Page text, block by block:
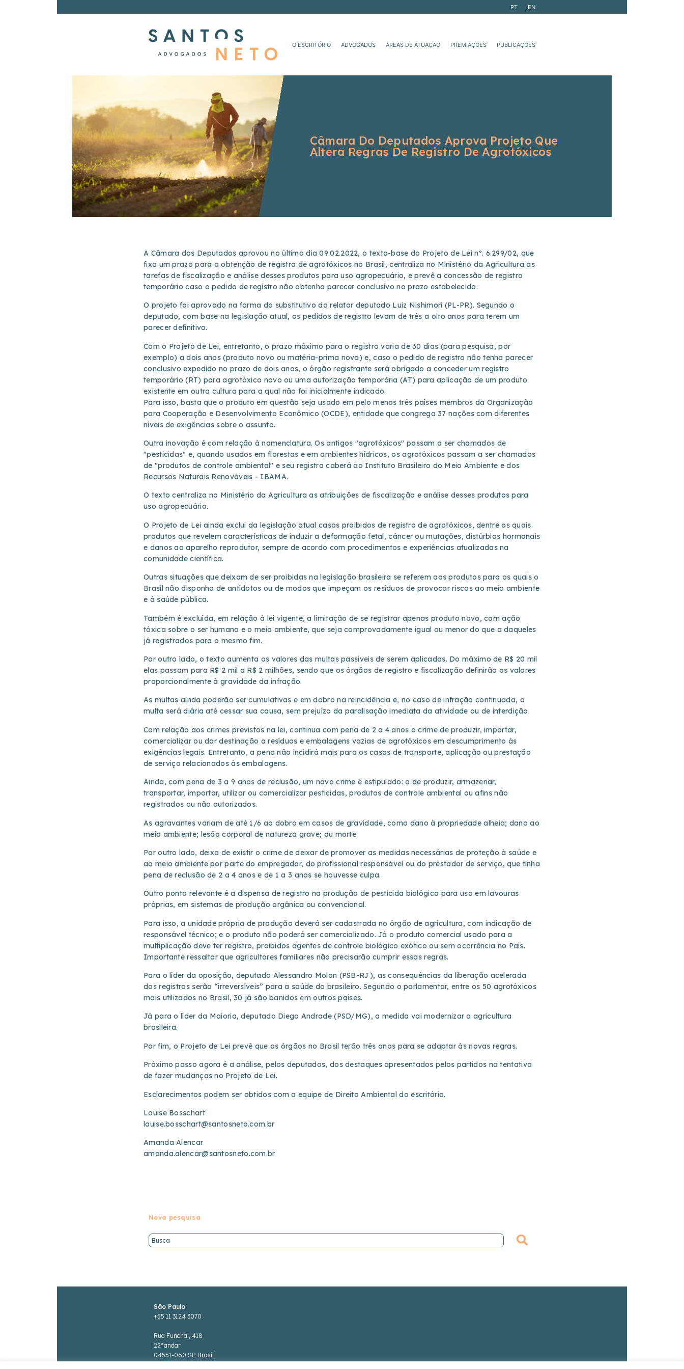
PT EN
O ESCRITÓRIO ADVOGADOS ÁREAS DE ATUAÇÃO PREMIAÇÕES PUBLICAÇÕES
Câmara Do Deputados Aprova Projeto Que
Altera Regras De Registro De Agrotóxicos
A Câmara dos Deputados aprovou no último dia 09.02.2022, o texto-base do Projeto de Lei nº. 6.299/02, que
fixa um prazo para a obtenção de registro de agrotóxicos no Brasil, centraliza no Ministério da Agricultura as
tarefas de fiscalização e análise desses produtos para uso agropecuário, e prevê a concessão de registro
temporário caso o pedido de registro não obtenha parecer conclusivo no prazo estabelecido.
O projeto foi aprovado na forma do substitutivo do relator deputado Luiz Nishimori (PL-PR). Segundo o
deputado, com base na legislação atual, os pedidos de registro levam de três a oito anos para terem um
parecer definitivo.
Com o Projeto de Lei, entretanto, o prazo máximo para o registro varia de 30 dias (para pesquisa, por
exemplo) a dois anos (produto novo ou matéria-prima nova) e, caso o pedido de registro não tenha parecer
conclusivo expedido no prazo de dois anos, o órgão registrante será obrigado a conceder um registro
temporário (RT) para agrotóxico novo ou uma autorização temporária (AT) para aplicação de um produto
existente em outra cultura para a qual não foi inicialmente indicado.
Para isso, basta que o produto em questão seja usado em pelo menos três países membros da Organização
para Cooperação e Desenvolvimento Econômico (OCDE), entidade que congrega 37 nações com diferentes
níveis de exigências sobre o assunto.
Outra inovação é com relação à nomenclatura. Os antigos "agrotóxicos" passam a ser chamados de
"pesticidas" e, quando usados em florestas e em ambientes hídricos, os agrotóxicos passam a ser chamados
de "produtos de controle ambiental" e seu registro caberá ao Instituto Brasileiro do Meio Ambiente e dos
Recursos Naturais Renováveis - IBAMA.
O texto centraliza no Ministério da Agricultura as atribuições de fiscalização e análise desses produtos para
uso agropecuário.
O Projeto de Lei ainda exclui da legislação atual casos proibidos de registro de agrotóxicos, dentre os quais
produtos que revelem características de induzir a deformação fetal, câncer ou mutações, distúrbios hormonais
e danos ao aparelho reprodutor, sempre de acordo com procedimentos e experiências atualizadas na
comunidade científica.
Outras situações que deixam de ser proibidas na legislação brasileira se referem aos produtos para os quais o
Brasil não disponha de antídotos ou de modos que impeçam os resíduos de provocar riscos ao meio ambiente
e à saúde pública.
Também é excluída, em relação à lei vigente, a limitação de se registrar apenas produto novo, com ação
tóxica sobre o ser humano e o meio ambiente, que seja comprovadamente igual ou menor do que a daqueles
já registrados para o mesmo fim.
Por outro lado, o texto aumenta os valores das multas passíveis de serem aplicadas. Do máximo de R$ 20 mil
elas passam para R$ 2 mil a R$ 2 milhões, sendo que os órgãos de registro e fiscalização definirão os valores
proporcionalmente à gravidade da infração.
As multas ainda poderão ser cumulativas e em dobro na reincidência e, no caso de infração continuada, a
multa será diária até cessar sua causa, sem prejuízo da paralisação imediata da atividade ou de interdição.
Com relação aos crimes previstos na lei, continua com pena de 2 a 4 anos o crime de produzir, importar,
comercializar ou dar destinação a resíduos e embalagens vazias de agrotóxicos em descumprimento às
exigências legais. Entretanto, a pena não incidirá mais para os casos de transporte, aplicação ou prestação
de serviço relacionados às embalagens.
Ainda, com pena de 3 a 9 anos de reclusão, um novo crime é estipulado: o de produzir, armazenar,
transportar, importar, utilizar ou comercializar pesticidas, produtos de controle ambiental ou afins não
registrados ou não autorizados.
As agravantes variam de até 1/6 ao dobro em casos de gravidade, como dano à propriedade alheia; dano ao
meio ambiente; lesão corporal de natureza grave; ou morte.
Por outro lado, deixa de existir o crime de deixar de promover as medidas necessárias de proteção à saúde e
ao meio ambiente por parte do empregador, do profissional responsável ou do prestador de serviço, que tinha
pena de reclusão de 2 a 4 anos e de 1 a 3 anos se houvesse culpa.
Outro ponto relevante é a dispensa de registro na produção de pesticida biológico para uso em lavouras
próprias, em sistemas de produção orgânica ou convencional.
Para isso, a unidade própria de produção deverá ser cadastrada no órgão de agricultura, com indicação de
responsável técnico; e o produto não poderá ser comercializado. Já o produto comercial usado para a
multiplicação deve ter registro, proibidos agentes de controle biológico exótico ou sem ocorrência no País.
Importante ressaltar que agricultores familiares não precisarão cumprir essas regras.
Para o líder da oposição, deputado Alessandro Molon (PSB-RJ), as consequências da liberação acelerada
dos registros serão “irreversíveis” para a saúde do brasileiro. Segundo o parlamentar, entre os 50 agrotóxicos
mais utilizados no Brasil, 30 já são banidos em outros países.
Já para o líder da Maioria, deputado Diego Andrade (PSD/MG), a medida vai modernizar a agricultura
brasileira.
Por fim, o Projeto de Lei prevê que os órgãos no Brasil terão três anos para se adaptar às novas regras.
Próximo passo agora é a análise, pelos deputados, dos destaques apresentados pelos partidos na tentativa
de fazer mudanças no Projeto de Lei.
Esclarecimentos podem ser obtidos com a equipe de Direito Ambiental do escritório.
Louise Bosschart
louise.bosschart@santosneto.com.br
Amanda Alencar
amanda.alencar@santosneto.com.br
Nova pesquisa
São Paulo
+55 11 3124 3070
Rua Funchal, 418
22°andar
04551-060 SP Brasil